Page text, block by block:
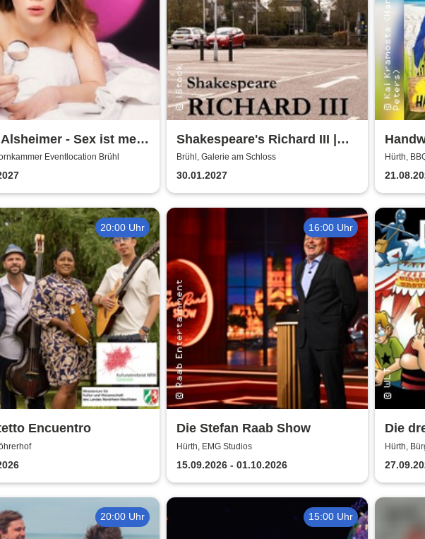
- Sex ist mehr
'ne Nummer
Eventlocation Brühl
Shakespeare's Richard III |
Galerie am Schloss Brühl
Brühl, Galerie am Schloss
30.01.2027
Air
Hürth,
20:00 Uhr
Encuentro
16:00 Uhr
Die Stefan Raab Show
Hürth, EMG Studios
15.09.2026 - 01.10.2026
Die
Hürth,
20:00 Uhr 15:00 Uhr